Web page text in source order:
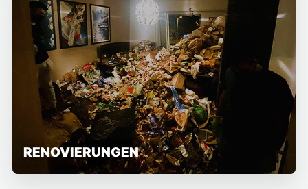
RENOVIERUNGEN